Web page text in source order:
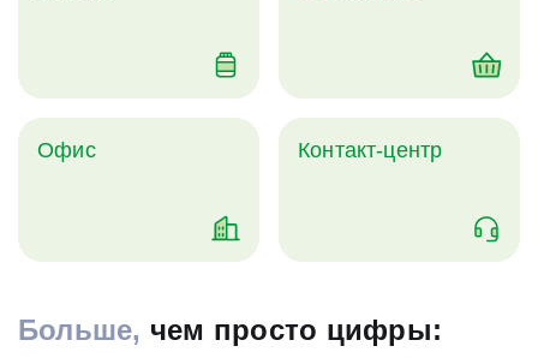
Офис Контакт-центр
Больше, чем просто цифры: